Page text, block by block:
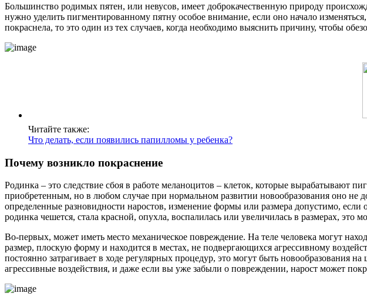
Большинство родимых пятен, или невусов, имеет доброкачественную природу
нужно уделить пигментированному пятну особое внимание, если оно начало
покраснела, то это один из тех случаев, когда необходимо выяснить причину, чтобы
Читайте также:
Что делать, если появились папилломы у ребенка?
Почему возникло покраснение
Родинка – это следствие сбоя в работе меланоцитов – клеток, которые вырабатывают
приобретенным, но в любом случае при нормальном развитии новообразования оно не
определенные разновидности наростов, изменение формы или размера допустимо,
родинка чешется, стала красной, опухла, воспалилась или увеличилась в размерах,
Во-первых, может иметь место механическое повреждение. На теле человека могут
размер, плоскую форму и находится в местах, не подвергающихся агрессивному
постоянно затрагивает в ходе регулярных процедур, это могут быть
агрессивные воздействия, и даже если вы уже забыли о повреждении, нарост может